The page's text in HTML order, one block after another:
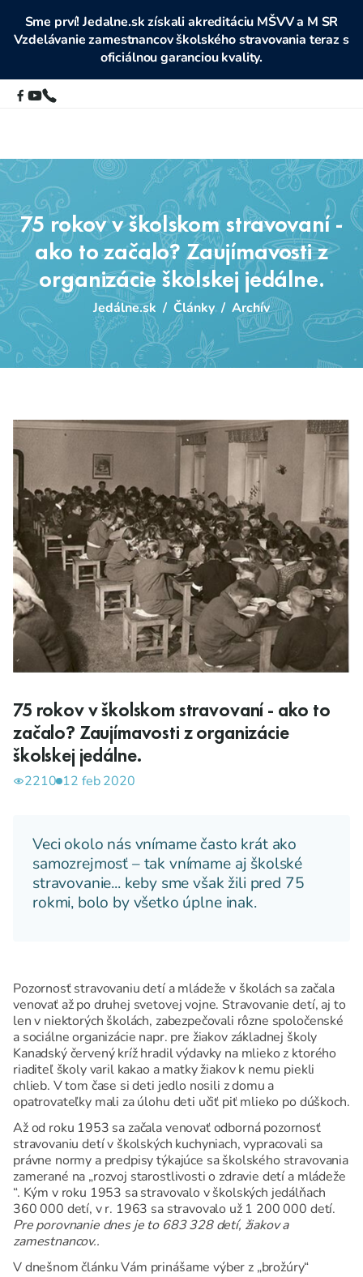
Sme prví! Jedalne.sk získali akreditáciu MŠVV a M SR
Vzdelávanie zamestnancov školského stravovania teraz s
oficiálnou garanciou kvality.
75 rokov v školskom stravovaní -
ako to začalo? Zaujímavosti z
organizácie školskej jedálne.
Jedálne.sk / Články / Archív
75 rokov v školskom stravovaní - ako to
začalo? Zaujímavosti z organizácie
školskej jedálne.
2210 12 feb 2020
Veci okolo nás vnímame často krát ako
samozrejmosť – tak vnímame aj školské
stravovanie... keby sme však žili pred 75
rokmi, bolo by všetko úplne inak.
Pozornosť stravovaniu detí a mládeže v školách sa začala
venovať až po druhej svetovej vojne. Stravovanie detí, aj to
len v niektorých školách, zabezpečovali rôzne spoločenské
a sociálne organizácie napr. pre žiakov základnej školy
Kanadský červený kríž hradil výdavky na mlieko z ktorého
riaditeľ školy varil kakao a matky žiakov k nemu piekli
chlieb. V tom čase si deti jedlo nosili z domu a
opatrovateľky mali za úlohu deti učiť piť mlieko po dúškoch.
Až od roku 1953 sa začala venovať odborná pozornosť
stravovaniu detí v školských kuchyniach, vypracovali sa
právne normy a predpisy týkajúce sa školského stravovania
zamerané na „rozvoj starostlivosti o zdravie detí a mládeže
“. Kým v roku 1953 sa stravovalo v školských jedálňach
360 000 detí, v r. 1963 sa stravovalo už 1 200 000 detí.
Pre porovnanie dnes je to 683 328 detí, žiakov a
zamestnancov..
V dnešnom článku Vám prinášame výber z „brožúry“